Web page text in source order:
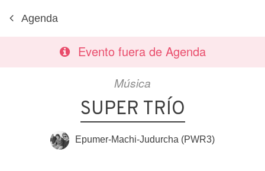
Agenda
Evento fuera de Agenda
Música
SUPER TRÍO
Epumer-Machi-Judurcha (PWR3)